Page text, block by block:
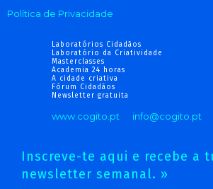
Política de Privacidade
Laboratórios Cidadãos
Laboratório da Criatividade
Masterclasses
Academia 24 horas
A cidade criativa
Fórum Cidadãos
Newsletter gratuita
www.cogito.pt info@cogito.pt
Inscreve-te aqui e recebe a
newsletter semanal. »